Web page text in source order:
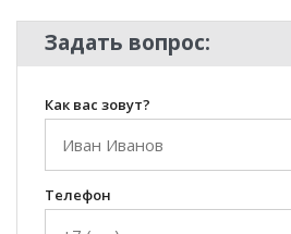
Задать вопрос:
Как вас зовут?
Телефон